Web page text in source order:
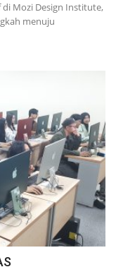
Mozi Design Institute,
menuju